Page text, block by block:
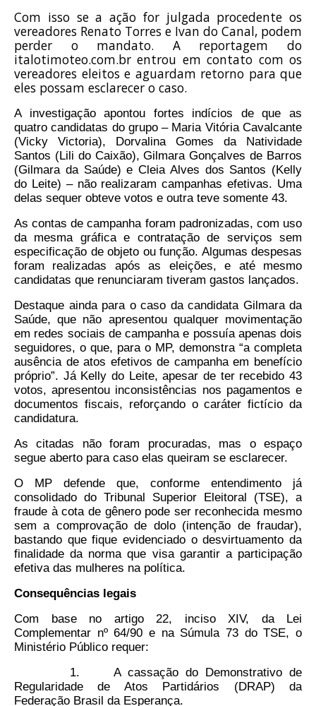
Com isso se a ação for julgada procedente os
vereadores Renato Torres e Ivan do Canal, podem
perder o mandato. A reportagem do
italotimoteo.com.br entrou em contato com os
vereadores eleitos e aguardam retorno para que
eles possam esclarecer o caso.
A investigação apontou fortes indícios de que as
quatro candidatas do grupo – Maria Vitória Cavalcante
(Vicky Victoria), Dorvalina Gomes da Natividade
Santos (Lili do Caixão), Gilmara Gonçalves de Barros
(Gilmara da Saúde) e Cleia Alves dos Santos (Kelly
do Leite) – não realizaram campanhas efetivas. Uma
delas sequer obteve votos e outra teve somente 43.
As contas de campanha foram padronizadas, com uso
da mesma gráfica e contratação de serviços sem
especificação de objeto ou função. Algumas despesas
foram realizadas após as eleições, e até mesmo
candidatas que renunciaram tiveram gastos lançados.
Destaque ainda para o caso da candidata Gilmara da
Saúde, que não apresentou qualquer movimentação
em redes sociais de campanha e possuía apenas dois
seguidores, o que, para o MP, demonstra “a completa
ausência de atos efetivos de campanha em benefício
próprio”. Já Kelly do Leite, apesar de ter recebido 43
votos, apresentou inconsistências nos pagamentos e
documentos fiscais, reforçando o caráter fictício da
candidatura.
As citadas não foram procuradas, mas o espaço
segue aberto para caso elas queiram se esclarecer.
O MP defende que, conforme entendimento já
consolidado do Tribunal Superior Eleitoral (TSE), a
fraude à cota de gênero pode ser reconhecida mesmo
sem a comprovação de dolo (intenção de fraudar),
bastando que fique evidenciado o desvirtuamento da
finalidade da norma que visa garantir a participação
efetiva das mulheres na política.
Consequências legais
Com base no artigo 22, inciso XIV, da Lei
Complementar nº 64/90 e na Súmula 73 do TSE, o
Ministério Público requer:
1. A cassação do Demonstrativo de
Regularidade de Atos Partidários (DRAP) da
Federação Brasil da Esperança.